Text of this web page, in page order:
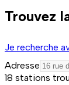
Trouvez
Je recherche
Adresse
18 stations